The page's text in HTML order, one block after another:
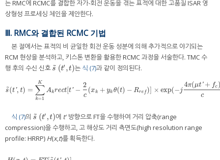
는 RMC에 RCMC를 결합한 자가-회전 운동을 겪는 표적에 대한 고품질 ISAR 영
상형성 프로세싱 체인을 제안한다.
Ⅲ. RMC와 결합된 RCMC 기법
본 절에서는 표적의 비 균일한 회전 운동 성분에 의해 추가적으로 야기되는
RCM 현상을 분석하고, 키스톤 변환을 활용한 RCMC 과정을 서술한다. TMC 수
행 후의 수신 신호 s
˜ (t′ ,t)
s˜ t′,t 는 식 (7)과 같이 정의된다.
s
˜(t ', t) = ∑
k=1
K
Akrect[t ' −
2
c
(xk + yk θ(t) − Rre f)] × exp(−j
4π(μt' + fc
c
s˜(t′,t)=∑k=1KA krect[ t′−2c(xk+y kθ (t)−Rref ]× exp(−j4π(μt′+fc)c(xk+y
식 (7)의 s
˜ (t′ ,t)
s˜ t′,t 에 t′ 방향으로 FT을 수행하여 거리 압축(range
compression)을 수행하고, 고 해상도 거리 측면도(high resolution range
profile: HRRP) H(x,t)를 획득한다.